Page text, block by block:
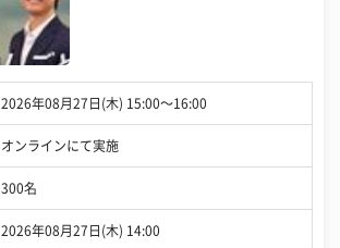
2026年08月27日(木) 15:00〜16:00
オンラインにて実施
300名
2026年08月27日(木) 14:00